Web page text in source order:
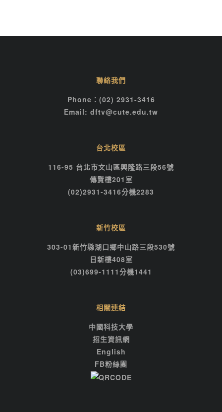
聯絡我們
Phone：(02) 2931-3416
Email: dftv@cute.edu.tw
台北校區
116-95 台北市文山區興隆路三段56號
傳賢樓201室
(02)2931-3416分機2283
新竹校區
303-01新竹縣湖口鄉中山路三段530號
日新樓408室
(03)699-1111分機1441
相關連結
中國科技大學
招生資訊網
English
FB粉絲團